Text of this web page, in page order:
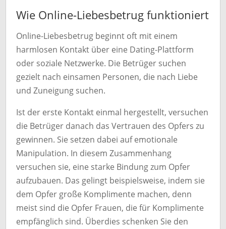
Wie Online-Liebesbetrug funktioniert
Online-Liebesbetrug beginnt oft mit einem
harmlosen Kontakt über eine Dating-Plattform
oder soziale Netzwerke. Die Betrüger suchen
gezielt nach einsamen Personen, die nach Liebe
und Zuneigung suchen.
Ist der erste Kontakt einmal hergestellt, versuchen
die Betrüger danach das Vertrauen des Opfers zu
gewinnen. Sie setzen dabei auf emotionale
Manipulation. In diesem Zusammenhang
versuchen sie, eine starke Bindung zum Opfer
aufzubauen. Das gelingt beispielsweise, indem sie
dem Opfer große Komplimente machen, denn
meist sind die Opfer Frauen, die für Komplimente
empfänglich sind. Überdies schenken Sie den